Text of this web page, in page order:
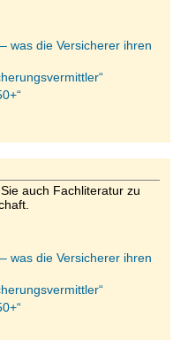
was die Versicherer ihren
auch Fachliteratur zu
was die Versicherer ihren